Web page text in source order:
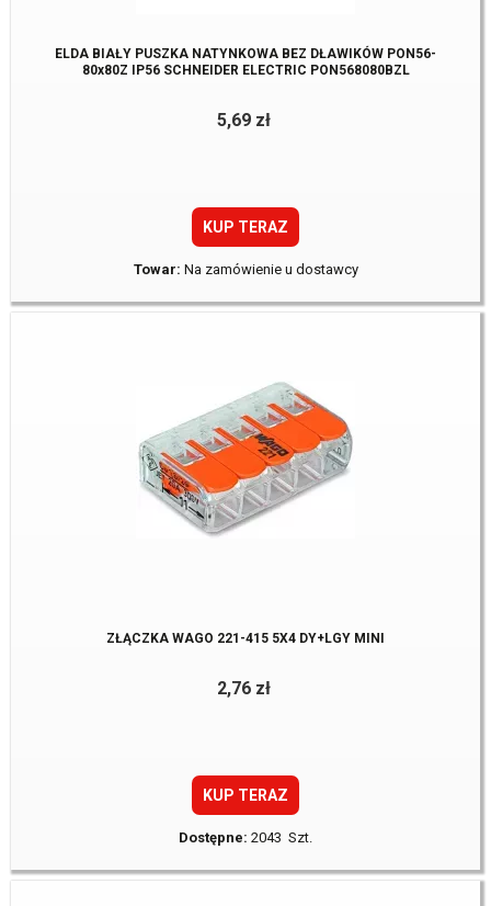
ELDA BIAŁY PUSZKA NATYNKOWA BEZ DŁAWIKÓW PON56-
80x80Z IP56 SCHNEIDER ELECTRIC PON568080BZL
5,69 zł
KUP TERAZ
Towar: Na zamówienie u dostawcy
ZŁĄCZKA WAGO 221-415 5X4 DY+LGY MINI
2,76 zł
KUP TERAZ
Dostępne: 2043 Szt.